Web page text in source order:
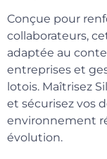
Conçue pour
collaborateurs,
adaptée au
entreprises et
lotois. Maîtrisez
et sécurisez vos
environnement
évolution.